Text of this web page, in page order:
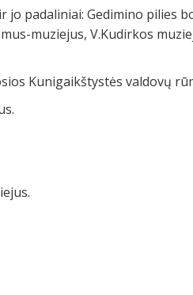
jo padaliniai: Gedimino pilies
muziejus, V.Kudirkos
Kunigaikštystės valdovų